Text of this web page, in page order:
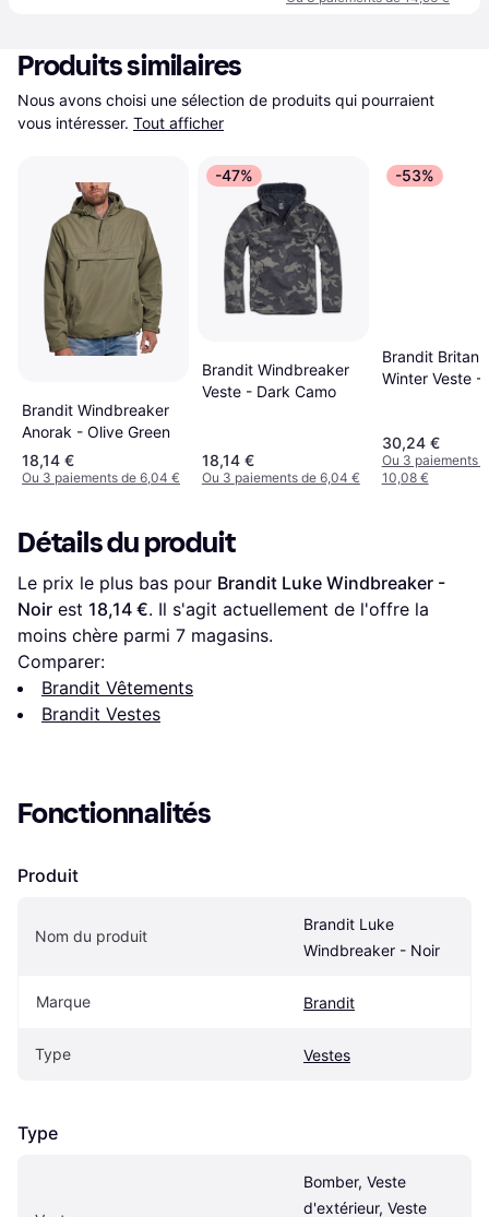
Produits similaires
Nous avons choisi une sélection de produits qui pourraient
vous intéresser. Tout afficher
Brandit Windbreaker
Anorak - Olive Green
18,14 €
Ou 3 paiements de 6,04 €
-47%
Brandit Windbreaker
Veste - Dark Camo
18,14 €
Ou 3 paiements de 6,04 €
-53%
Brandit
Winter Veste -
30,24 €
Ou 3 paiements
10,08 €
Détails du produit
Le prix le plus bas pour Brandit Luke Windbreaker -
Noir est 18,14 €. Il s'agit actuellement de l'offre la
moins chère parmi 7 magasins.
Comparer:
Brandit Vêtements
Brandit Vestes
Fonctionnalités
Produit
Nom du produit
Brandit Luke
Windbreaker - Noir
Marque Brandit
Type Vestes
Type
Bomber, Veste
d'extérieur, Veste